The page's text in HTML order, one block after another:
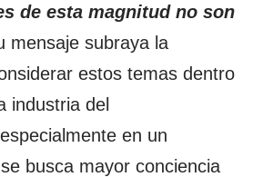
de esta magnitud no son
mensaje subraya la
estos temas dentro
industria del
en un
busca mayor conciencia